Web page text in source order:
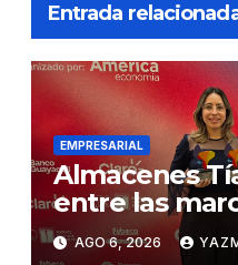
Entrada
EMPRESARIAL
Almacenes
entre las
influyentes
AGO 6, 2026